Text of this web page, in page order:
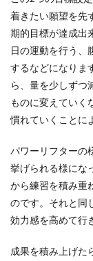
着きたい願望を先
期的目標が達成出
日の運動を行う、
するなどになりま
ら、量を少しずつ
ものに変えていく
慣れていくことに
パワーリフターの
挙げられる様にな
から練習を積み重
のです。それと同
効力感を高めて行
成果を積み上げた